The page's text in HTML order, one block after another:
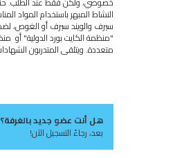
النشاط المبهر باستخدام المواد
سيرف والويند سيرف أو الغوص،
متعددة. ويتلقى المتدربون
هل أنت عضو جديد بالغرفة؟
بعد، رجاءً التسجيل الآن!